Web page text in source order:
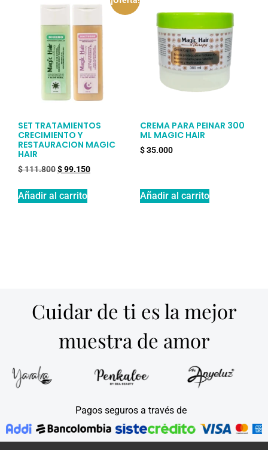
SET TRATAMIENTOS
CRECIMIENTO Y
RESTAURACION MAGIC
HAIR
$111.800$99.150
Añadir al carrito
CREMA PARA PEINAR 300
ML MAGIC HAIR
$35.000
Añadir al carrito
Cuidar de ti es la mejor
muestra de amor
Pagos seguros a través de